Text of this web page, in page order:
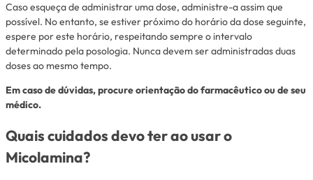
Caso esqueça de administrar uma dose, administre-a assim que
possível. No entanto, se estiver próximo do horário da dose seguinte,
espere por este horário, respeitando sempre o intervalo
determinado pela posologia. Nunca devem ser administradas duas
doses ao mesmo tempo.
Em caso de dúvidas, procure orientação do farmacêutico ou de seu
médico.
Quais cuidados devo ter ao usar o
Micolamina?